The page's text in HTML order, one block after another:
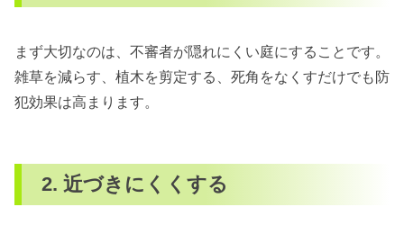
まず大切なのは、不審者が隠れにくい庭にすることです。
雑草を減らす、植木を剪定する、死角をなくすだけでも防
犯効果は高まります。
2. 近づきにくくする